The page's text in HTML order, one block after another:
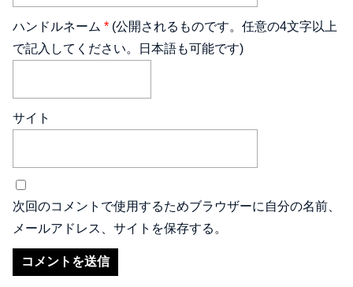
ハンドルネーム * (公開されるものです。任意の4文字以上
で記入してください。日本語も可能です)
サイト
次回のコメントで使用するためブラウザーに自分の名前、
メールアドレス、サイトを保存する。